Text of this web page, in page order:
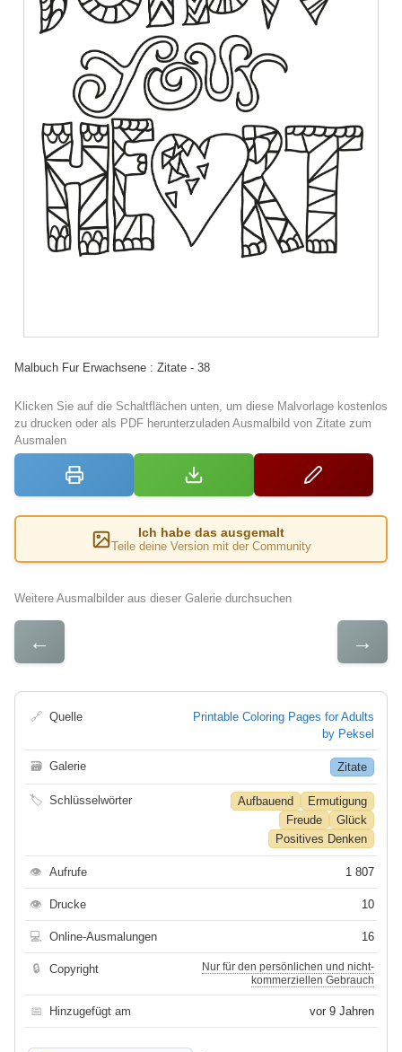
Malbuch Fur Erwachsene : Zitate - 38
Klicken Sie auf die Schaltflächen unten, um diese Malvorlage kostenlos
zu drucken oder als PDF herunterzuladen Ausmalbild von Zitate zum
Ausmalen
Ich habe das ausgemalt
Teile deine Version mit der Community
Weitere Ausmalbilder aus dieser Galerie durchsuchen
← →
🔗 Quelle
Printable Coloring Pages for Adults
by Peksel
🗃 Galerie Zitate
🏷 Schlüsselwörter Aufbauend
Ermutigung
Freude
Glück
Positives Denken
👁 Aufrufe 1 807
👁 Drucke 10
💻 Online-Ausmalungen 16
🔒 Copyright
Nur für den persönlichen und nicht-
kommerziellen Gebrauch
📅 Hinzugefügt am vor 9 Jahren